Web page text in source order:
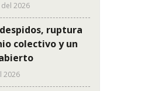
2026
ruptura
colectivo y un
2026